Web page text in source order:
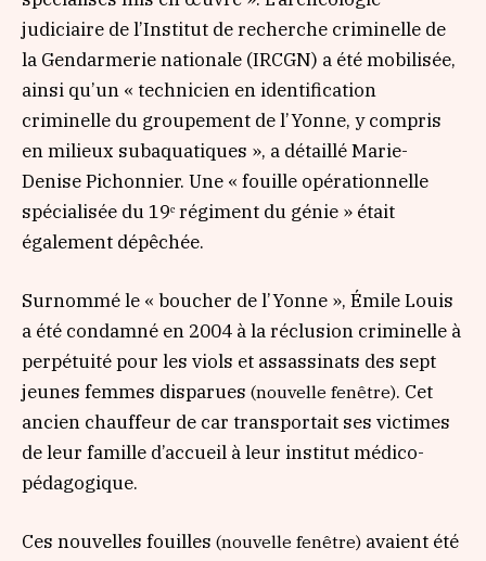
judiciaire de l’Institut de recherche criminelle de
la Gendarmerie nationale (IRCGN) a été mobilisée,
ainsi qu’un « technicien en identification
criminelle du groupement de l’Yonne, y compris
en milieux subaquatiques », a détaillé Marie-
Denise Pichonnier. Une « fouille opérationnelle
spécialisée du 19ᵉ régiment du génie » était
également dépêchée.
Surnommé le « boucher de l’Yonne », Émile Louis
a été condamné en 2004 à la réclusion criminelle à
perpétuité pour les viols et assassinats des sept
jeunes femmes disparues (nouvelle fenêtre). Cet
ancien chauffeur de car transportait ses victimes
de leur famille d’accueil à leur institut médico-
pédagogique.
Ces nouvelles fouilles (nouvelle fenêtre) avaient été